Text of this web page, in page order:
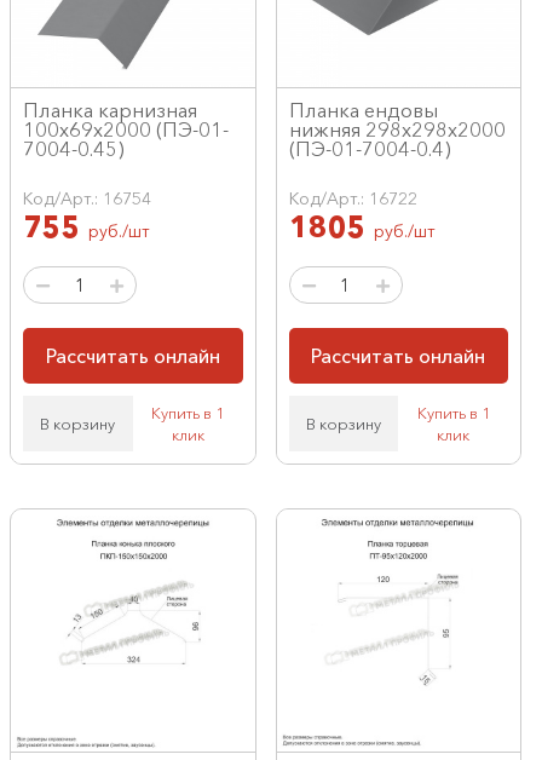
Планка карнизная
100х69х2000 (ПЭ-01-
7004-0.45)
Код/Арт.: 16754
755 руб./шт
Рассчитать онлайн
В корзину
Купить в 1
клик
Планка ендовы
нижняя 298х298х2000
(ПЭ-01-7004-0.4)
Код/Арт.: 16722
1805 руб./шт
Рассчитать онлайн
В корзину
Купить в 1
клик